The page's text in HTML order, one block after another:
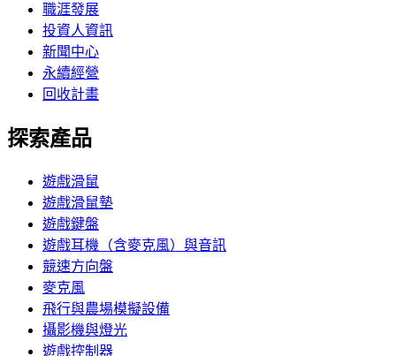
職涯發展
投資人資訊
新聞中心
永續經營
回收計畫
探索產品
遊戲滑鼠
遊戲滑鼠墊
遊戲鍵盤
遊戲耳機（含麥克風）與音訊
競速方向盤
麥克風
飛行與農場模擬設備
攝影機與燈光
遊戲控制器